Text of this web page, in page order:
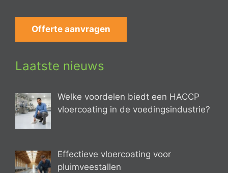
Offerte aanvragen
Laatste nieuws
Welke voordelen biedt een HACCP
vloercoating in de voedingsindustrie?
Effectieve vloercoating voor
pluimveestallen